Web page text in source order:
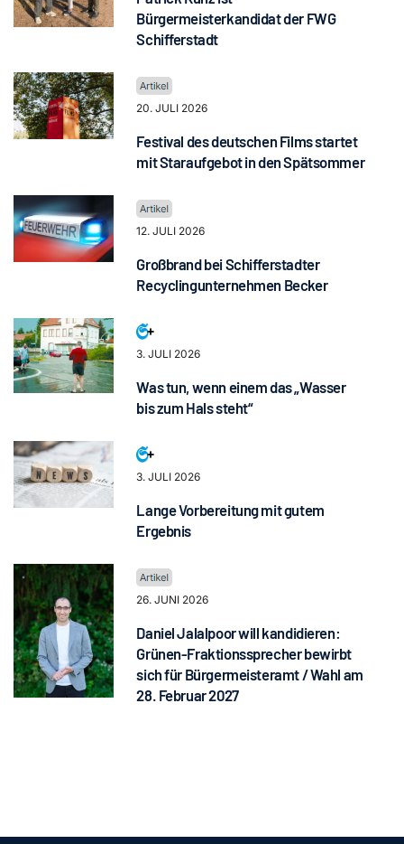
Bürgermeisterkandidat der FWG
Schifferstadt
20. JULI 2026
Festival des deutschen Films startet
mit Staraufgebot in den Spätsommer
12. JULI 2026
Großbrand bei Schifferstadter
Recyclingunternehmen Becker
3. JULI 2026
Was tun, wenn einem das „Wasser
bis zum Hals steht“
3. JULI 2026
Lange Vorbereitung mit gutem
Ergebnis
26. JUNI 2026
Daniel Jalalpoor will kandidieren:
Grünen-Fraktionssprecher bewirbt
sich für Bürgermeisteramt / Wahl am
28. Februar 2027